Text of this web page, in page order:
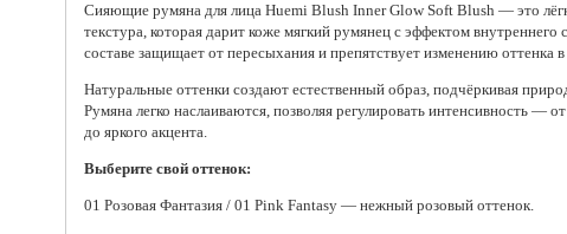
Сияющие румяна для лицаHuemi Blush Inner Glow Soft Blush — это
текстура, которая дарит коже мягкий румянец с эффектом
составе защищает от пересыхания и препятствует изменению оттенка
Натуральные оттенки создают естественный образ, подчёркивая
Румяна легко наслаиваются, позволяя регулировать интенсивность —
до яркого акцента.
Выберите свой оттенок:
01 Розовая Фантазия / 01 Pink Fantasy — нежный розовый оттенок.